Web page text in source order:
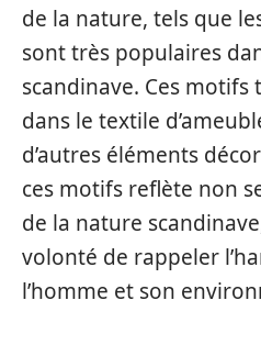
de la nature, tels que
sont très populaires
scandinave. Ces
dans le textile
d’autres éléments
ces motifs reflète non
de la nature
volonté de rappeler
l’homme et son